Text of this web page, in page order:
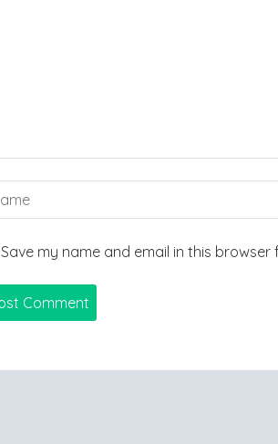
Save my name and email in this